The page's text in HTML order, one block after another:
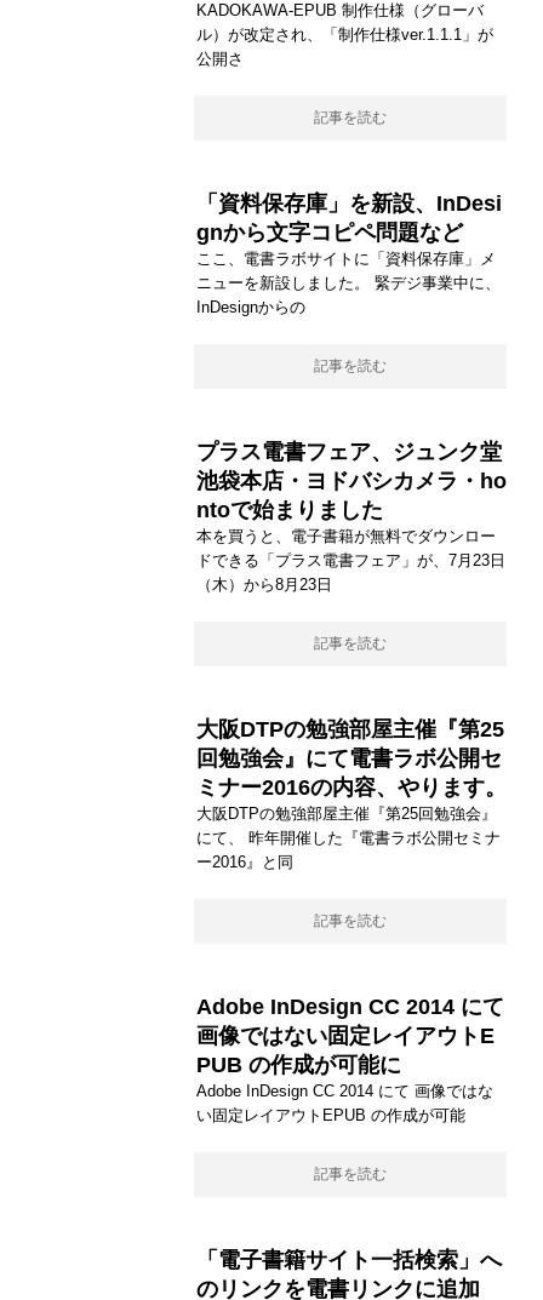
KADOKAWA-EPUB 制作仕様（グローバ
ル）が改定され、「制作仕様ver.1.1.1」が
公開さ
記事を読む
「資料保存庫」を新設、InDesi
gnから文字コピペ問題など
ここ、電書ラボサイトに「資料保存庫」メ
ニューを新設しました。 緊デジ事業中に、
InDesignからの
記事を読む
プラス電書フェア、ジュンク堂
池袋本店・ヨドバシカメラ・ho
ntoで始まりました
本を買うと、電子書籍が無料でダウンロー
ドできる「プラス電書フェア」が、7月23日
（木）から8月23日
記事を読む
大阪DTPの勉強部屋主催『第25
回勉強会』にて電書ラボ公開セ
ミナー2016の内容、やります。
大阪DTPの勉強部屋主催『第25回勉強会』
にて、 昨年開催した『電書ラボ公開セミナ
ー2016』と同
記事を読む
Adobe InDesign CC 2014 にて
画像ではない固定レイアウトE
PUB の作成が可能に
Adobe InDesign CC 2014 にて 画像ではな
い固定レイアウトEPUB の作成が可能
記事を読む
「電子書籍サイト一括検索」へ
のリンクを電書リンクに追加